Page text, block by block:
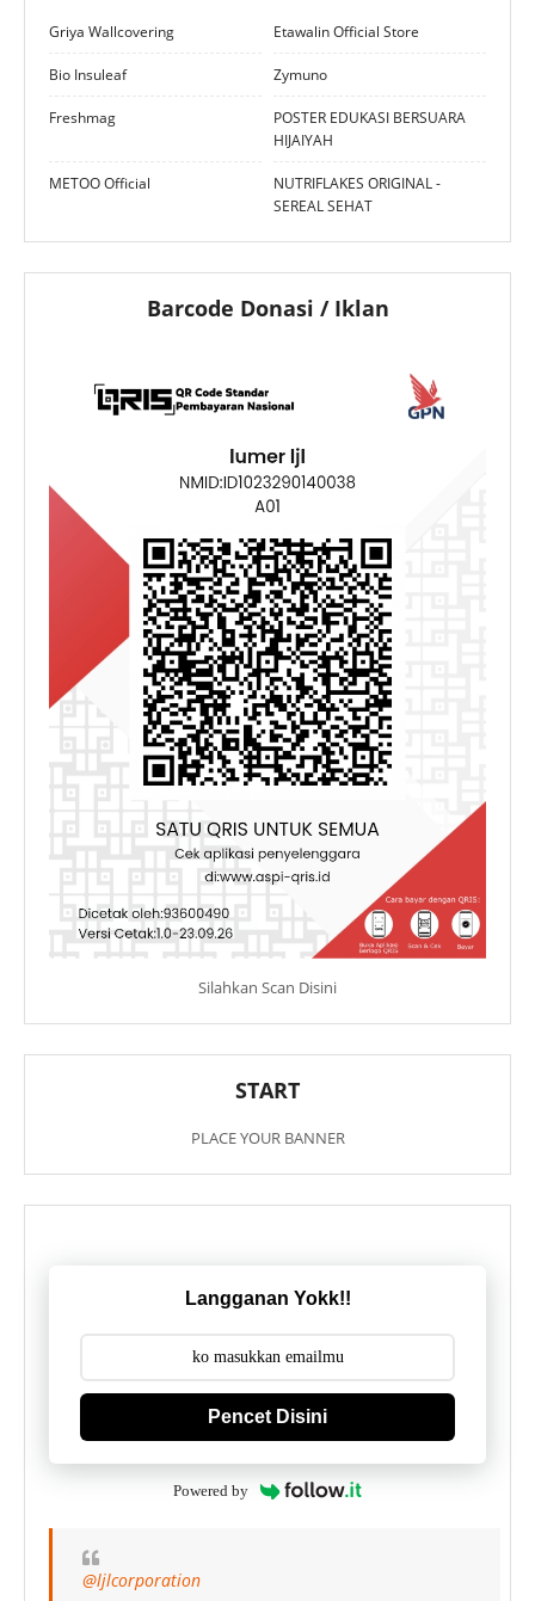
Griya Wallcovering Etawalin Official Store
Bio Insuleaf Zymuno
Freshmag
POSTER EDUKASI BERSUARA
HIJAIYAH
METOO Official
NUTRIFLAKES ORIGINAL -
SEREAL SEHAT
Barcode Donasi / Iklan
Silahkan Scan Disini
START
PLACE YOUR BANNER
Langganan Yokk!!
Pencet Disini
Powered by
@ljlcorporation